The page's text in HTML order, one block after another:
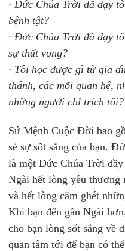
· Đức Chúa Trời đã dạy
bệnh tật?
· Đức Chúa Trời đã dạy
sự thất vọng?
· Tôi học được gì từ gia
thánh, các mối quan hệ,
những người chỉ trích tôi?
Sứ Mệnh Cuộc Đời bao
sẻ sự sốt sắng của bạn.
là một Đức Chúa Trời đầy
Ngài hết lòng yêu thương
và hết lòng căm ghét
Khi bạn đến gần Ngài
cho bạn lòng sốt sắng về
quan tâm tới để bạn có